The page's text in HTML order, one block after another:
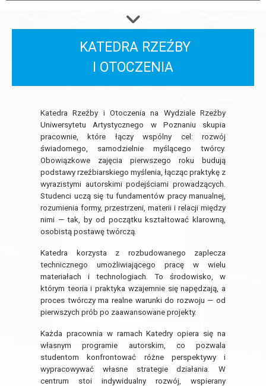
KATEDRA RZEŹBY
I OTOCZENIA
Katedra Rzeźby i Otoczenia na Wydziale Rzeźby
Uniwersytetu Artystycznego w Poznaniu skupia
pracownie, które łączy wspólny cel: rozwój
świadomego, samodzielnie myślącego twórcy.
Obowiązkowe zajęcia pierwszego roku budują
podstawy rzeźbiarskiego myślenia, łącząc praktykę z
wyrazistymi autorskimi podejściami prowadzących.
Studenci uczą się tu fundamentów pracy manualnej,
rozumienia formy, przestrzeni, materii i relacji między
nimi — tak, by od początku kształtować klarowną,
osobistą postawę twórczą.
Katedra korzysta z rozbudowanego zaplecza
technicznego umożliwiającego pracę w wielu
materiałach i technologiach. To środowisko, w
którym teoria i praktyka wzajemnie się napędzają, a
proces twórczy ma realne warunki do rozwoju — od
pierwszych prób po zaawansowane projekty.
Każda pracownia w ramach Katedry opiera się na
własnym programie autorskim, co pozwala
studentom konfrontować różne perspektywy i
wypracowywać własne strategie działania. W
centrum stoi indywidualny rozwój, wspierany